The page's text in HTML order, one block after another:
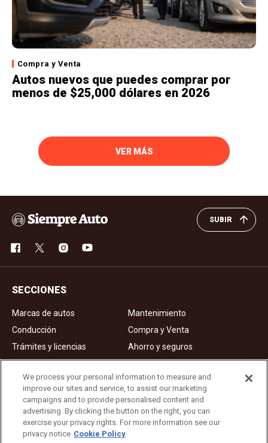
Compra y Venta
Autos nuevos que puedes comprar por
menos de $25,000 dólares en 2026
VER MÁS
SUBIR
SECCIONES
Marcas de autos
Mantenimiento
Conducción
Compra y Venta
Trámites y licencias
Ahorro y seguros
Noticias
Videos de autos
Ad Choices
About Us
We process your personal information to measure and
improve our sites and service, to assist our marketing
campaigns and to provide personalised content and
advertising. By clicking the button on the right, you can
exercise your privacy rights. For more information see our
privacy notice Cookie Policy